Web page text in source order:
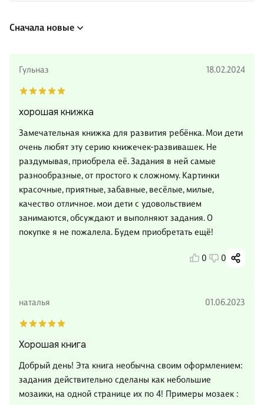
Сначала новые
Гульназ 18.02.2024
хорошая книжка
Замечательная книжка для развития ребёнка. Мои дети
очень любят эту серию книжечек-развивашек. Не
раздумывая, приобрела её. Задания в ней самые
разнообразные, от простого к сложному. Картинки
красочные, приятные, забавные, весёлые, милые,
качество отличное. мои дети с удовольствием
занимаются, обсуждают и выполняют задания. О
покупке я не пожалела. Будем приобретать ещё!
0 0
наталья 01.06.2023
Хорошая книга
Добрый день! Эта книга необычна своим оформлением:
задания действительно сделаны как небольшие
мозаики, на одной странице их по 4! Примеры мозаек :